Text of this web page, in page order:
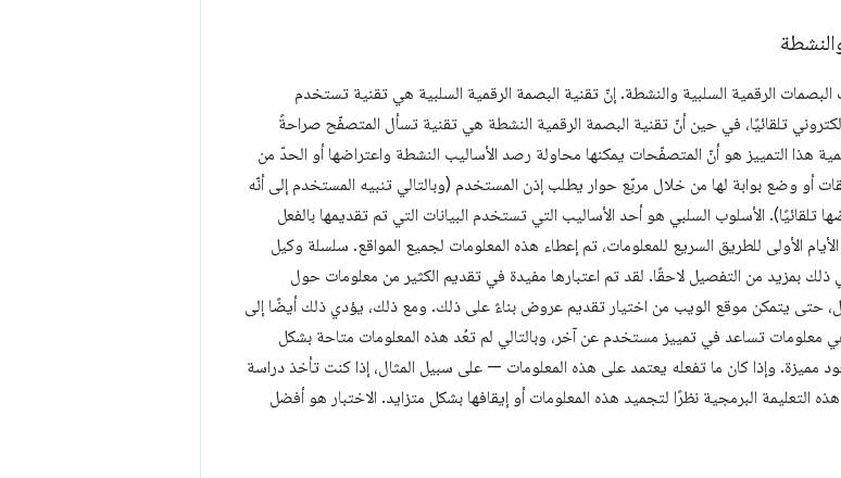
الرقمية السلبية والنشطة. إنّ تقنية البصمة الرقمية السلبية هي تقنية تستخدم
تلقائيًا، في حين أنّ تقنية البصمة الرقمية النشطة هي تقنية تسأل المتصفّح صراحةً
التمييز هو أنّ المتصفّحات يمكنها محاولة رصد الأساليب النشطة واعتراضها أو الحدّ من
أو وضع بوابة لها من خلال مربّع حوار يطلب إذن المستخدم (وبالتالي تنبيه المستخدم إلى أنّه
تلقائيًا). الأسلوب السلبي هو أحد الأساليب التي تستخدم البيانات التي تم تقديمها بالفعل
الأولى للطريق السريع للمعلومات، تم إعطاء هذه المعلومات لجميع المواقع. سلسلة وكيل
بمزيد من التفصيل لاحقًا. لقد تم اعتبارها مفيدة في تقديم الكثير من معلومات حول
حتى يتمكن موقع الويب من اختيار تقديم عروض بناءً على ذلك. ومع ذلك، يؤدي ذلك أيضًا إلى
وهي معلومات تساعد في تمييز مستخدم عن آخر، وبالتالي لم تعُد هذه المعلومات متاحة بشكل
مميزة. وإذا كان ما تفعله يعتمد على هذه المعلومات — على سبيل المثال، إذا كنت تأخذ دراسة
التعليمة البرمجية نظرًا لتجميد هذه المعلومات أو إيقافها بشكل متزايد. الاختبار هو أفضل